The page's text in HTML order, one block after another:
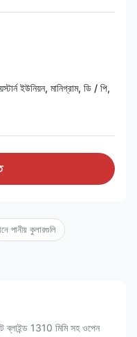
ইউনিয়ন, মানিগ্রাম, ডি / পি,
পানীয় কুলারগুলি
ব্লাইন্ড 1310 মিমি সহ ওপেন